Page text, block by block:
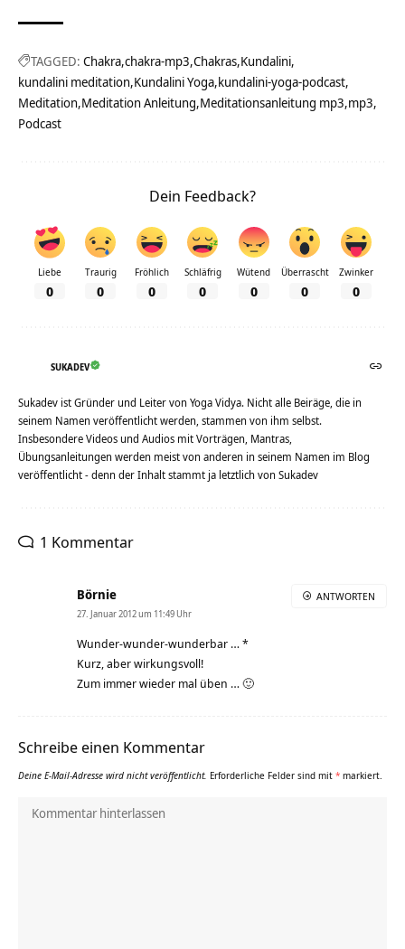
TAGGED: Chakra chakra-mp3 Chakras Kundalini
kundalini meditation Kundalini Yoga kundalini-yoga-podcast
Meditation Meditation Anleitung Meditationsanleitung mp3 mp3
Podcast
Dein Feedback?
Liebe
0
Traurig
0
Fröhlich
0
Schläfrig
0
Wütend
0
Überrascht
0
Zwinker
0
SUKADEV
Sukadev ist Gründer und Leiter von Yoga Vidya. Nicht alle Beiräge, die in
seinem Namen veröffentlicht werden, stammen von ihm selbst.
Insbesondere Videos und Audios mit Vorträgen, Mantras,
Übungsanleitungen werden meist von anderen in seinem Namen im Blog
veröffentlicht - denn der Inhalt stammt ja letztlich von Sukadev
1 Kommentar
Börnie
27. Januar 2012 um 11:49 Uhr
Wunder-wunder-wunderbar … *
Kurz, aber wirkungsvoll!
Zum immer wieder mal üben … 🙂
ANTWORTEN
Schreibe einen Kommentar
Deine E-Mail-Adresse wird nicht veröffentlicht. Erforderliche Felder sind mit * markiert.